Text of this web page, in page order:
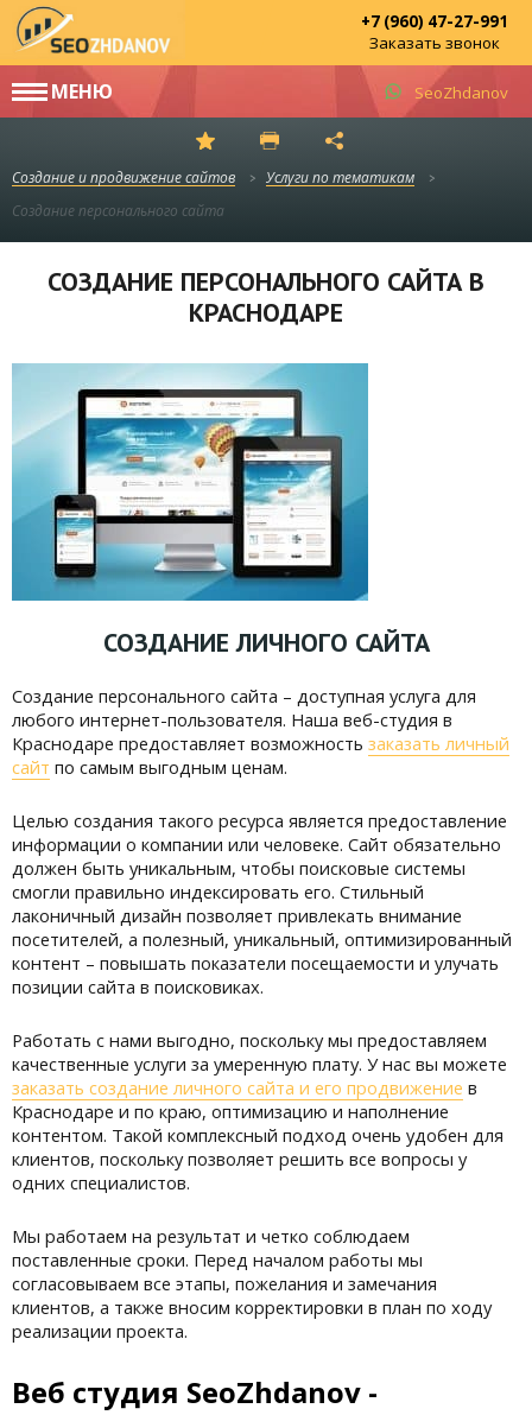
SeoZhdanov
+7 (960) 47-27-991
Заказать звонок
МЕНЮ
Создание и продвижение сайтов
Услуги по тематикам
Создание персонального сайта
СОЗДАНИЕ ПЕРСОНАЛЬНОГО САЙТА В
КРАСНОДАРЕ
СОЗДАНИЕ ЛИЧНОГО САЙТА
Создание персонального сайта – доступная услуга для
любого интернет-пользователя. Наша веб-студия в
Краснодаре предоставляет возможность заказать личный
сайт по самым выгодным ценам.
Целью создания такого ресурса является предоставление
информации о компании или человеке. Сайт обязательно
должен быть уникальным, чтобы поисковые системы
смогли правильно индексировать его. Стильный
лаконичный дизайн позволяет привлекать внимание
посетителей, а полезный, уникальный, оптимизированный
контент – повышать показатели посещаемости и улучать
позиции сайта в поисковиках.
Работать с нами выгодно, поскольку мы предоставляем
качественные услуги за умеренную плату. У нас вы можете
заказать создание личного сайта и его продвижение в
Краснодаре и по краю, оптимизацию и наполнение
контентом. Такой комплексный подход очень удобен для
клиентов, поскольку позволяет решить все вопросы у
одних специалистов.
Мы работаем на результат и четко соблюдаем
поставленные сроки. Перед началом работы мы
согласовываем все этапы, пожелания и замечания
клиентов, а также вносим корректировки в план по ходу
реализации проекта.
Веб студия SeoZhdanov -